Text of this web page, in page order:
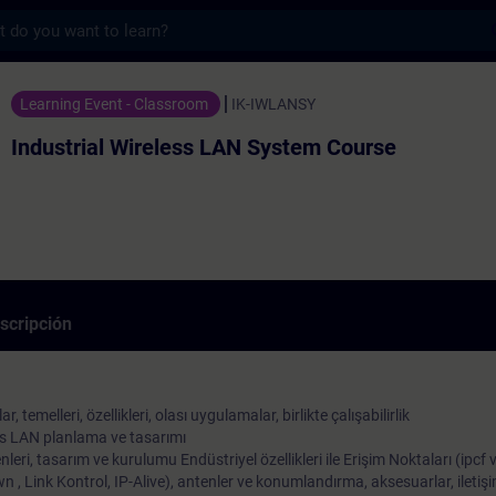
LAN System Course -
Learning Event - Classroom IK-IWLANSY
Industrial Wireless LAN System Course
temelleri, özellikleri, olası uygulamalar, birlikte çalışabilirlik
LAN planlama ve tasarımı
tasarım ve kurulumu Endüstriyel özellikleri ile Erişim Noktaları (ipcf
, Link Kontrol, IP-Alive), antenler ve konumlandırma, aksesuarlar,